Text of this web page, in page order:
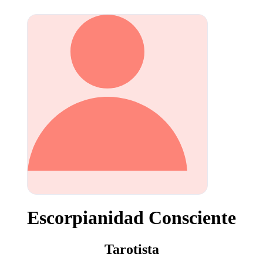
Escorpianidad Consciente
Tarotista